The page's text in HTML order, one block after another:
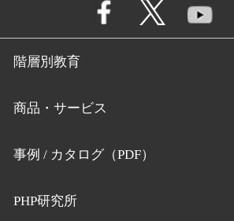
階層別教育
商品・サービス
事例 / カタログ（PDF）
PHP研究所